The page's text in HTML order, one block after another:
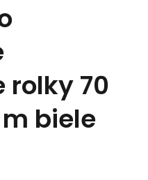
rolky 70
biele